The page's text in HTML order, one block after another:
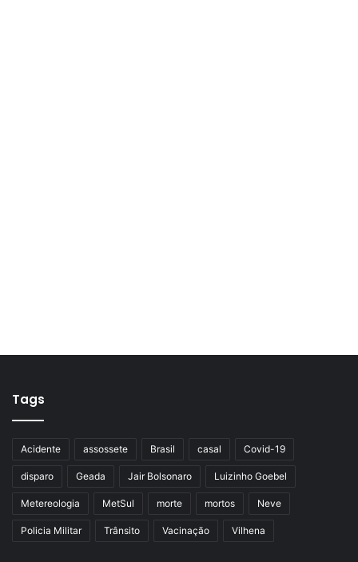
Tags
Acidente assossete Brasil casal Covid-19
disparo Geada Jair Bolsonaro Luizinho Goebel
Metereologia MetSul morte mortos Neve
Policia Militar Trânsito Vacinação Vilhena